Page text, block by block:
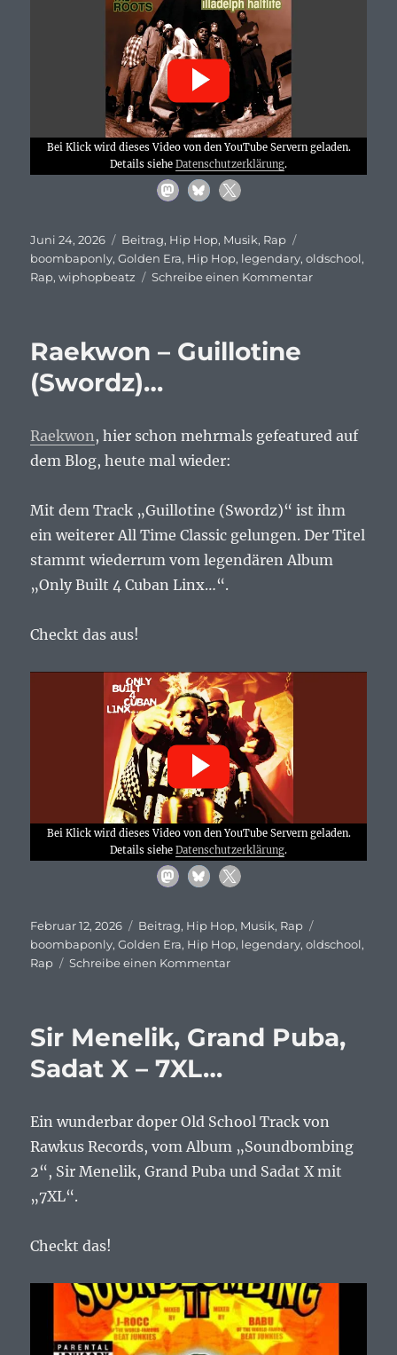
Bei Klick wird dieses Video von den YouTube Servern geladen.
Details siehe Datenschutzerklärung.
Veröffentlicht
am
Juni 24, 2026 Kategorien
Beitrag, Hip Hop, Musik, Rap
boombaponly,Golden Era, Hip Hop, legendary,oldschool,
Rap,wiphopbeatz Schreibe einen Kommentarzu
Raekwon – Guillotine
(Swordz)…
Raekwon, hier schon mehrmals gefeatured auf
dem Blog, heute mal wieder:
Mit dem Track „Guillotine (Swordz)“ ist ihm
ein weiterer All Time Classic gelungen. Der Titel
stammt wiederrum vom legendären Album
„Only Built 4 Cuban Linx…“.
Checkt das aus!
Bei Klick wird dieses Video von den YouTube Servern geladen.
Details siehe Datenschutzerklärung.
Veröffentlicht
am
Februar 12, 2026 Kategorien
Beitrag, Hip Hop, Musik, Rap
boombaponly,Golden Era, Hip Hop, legendary,oldschool,
Rap
Schreibe einen Kommentarzu
(Swordz)
Sir Menelik, Grand Puba,
Sadat X – 7XL…
Ein wunderbar doper Old School Track von
Rawkus Records, vom Album „Soundbombing
2“, Sir Menelik, Grand Puba und Sadat X mit
„7XL“.
Checkt das!